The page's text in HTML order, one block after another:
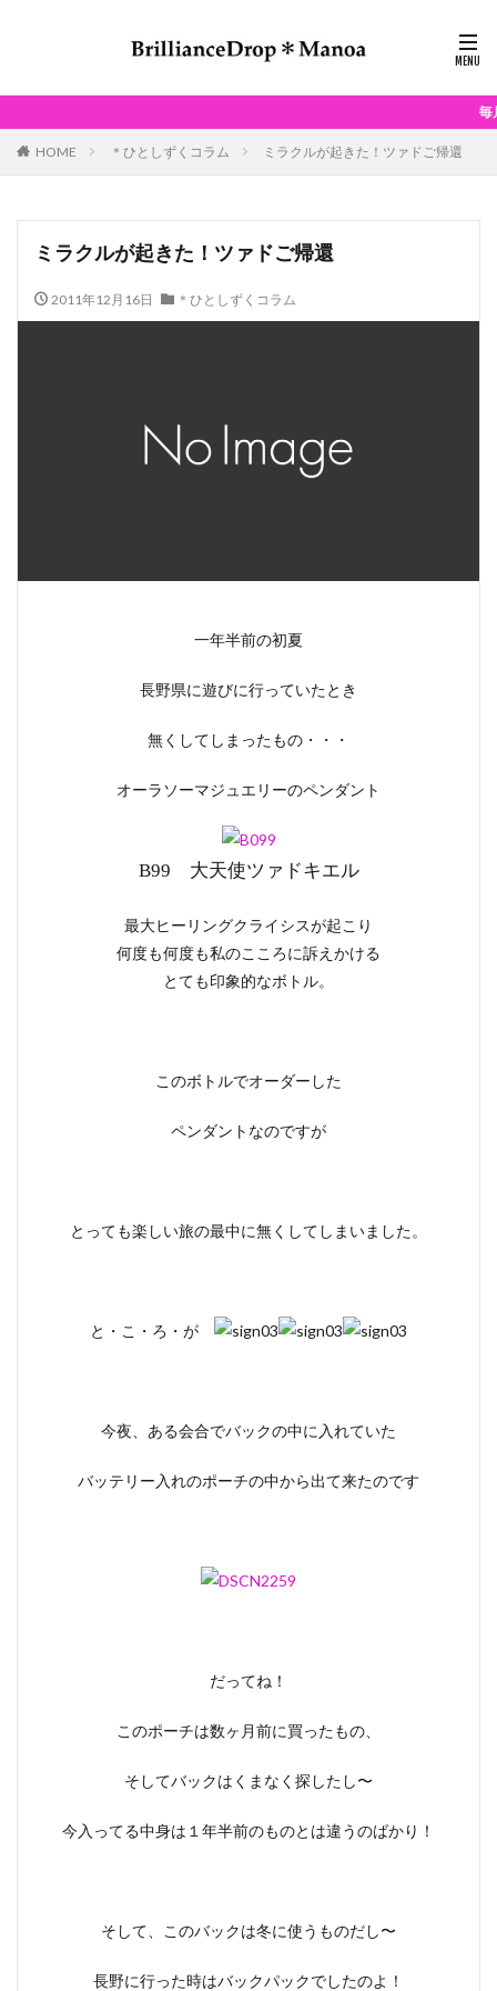
毎月、どなたで
HOME ＊ひとしずくコラム ミラクルが起きた！ツァドご帰還
ミラクルが起きた！ツァドご帰還
2011年12月16日 ＊ひとしずくコラム
一年半前の初夏
長野県に遊びに行っていたとき
無くしてしまったもの・・・
オーラソーマジュエリーのペンダント
B99 大天使ツァドキエル
最大ヒーリングクライシスが起こり
何度も何度も私のこころに訴えかける
とても印象的なボトル。
このボトルでオーダーした
ペンダントなのですが
とっても楽しい旅の最中に無くしてしまいました。
と・こ・ろ・が
今夜、ある会合でバックの中に入れていた
バッテリー入れのポーチの中から出て来たのです
だってね！
このポーチは数ヶ月前に買ったもの、
そしてバックはくまなく探したし〜
今入ってる中身は１年半前のものとは違うのばかり！
そして、このバックは冬に使うものだし〜
長野に行った時はバックパックでしたのよ！